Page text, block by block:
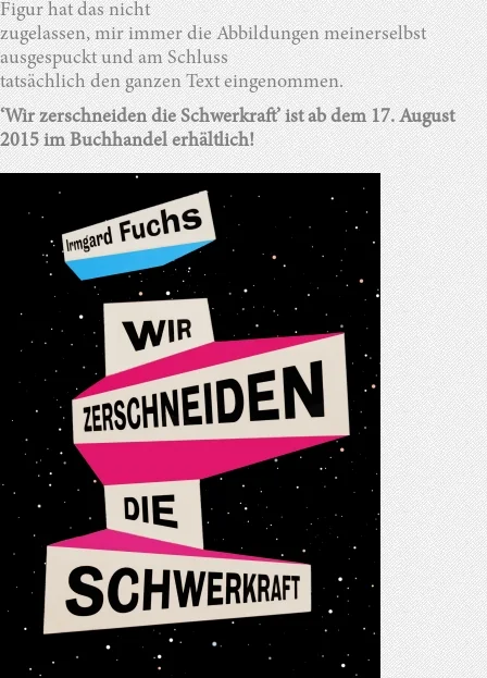
Figur hat das nicht
zugelassen, mir immer die Abbildungen meinerselbst
ausgespuckt und am Schluss
tatsächlich den ganzen Text eingenommen.
‘Wir zerschneiden die Schwerkraft’ ist ab dem 17. August
2015 im Buchhandel erhältlich!